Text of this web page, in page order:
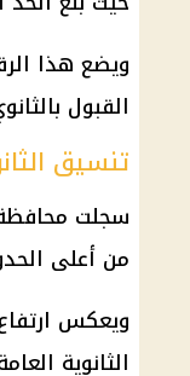
ويضع هذا
القبول
تنسيق
من أعلى
ويعكس
الثانوية